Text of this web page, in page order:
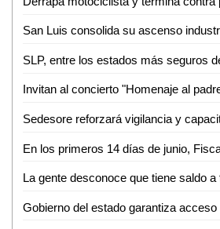
Invitan al concierto "Homenaje al
La gente desconoce que tiene saldo